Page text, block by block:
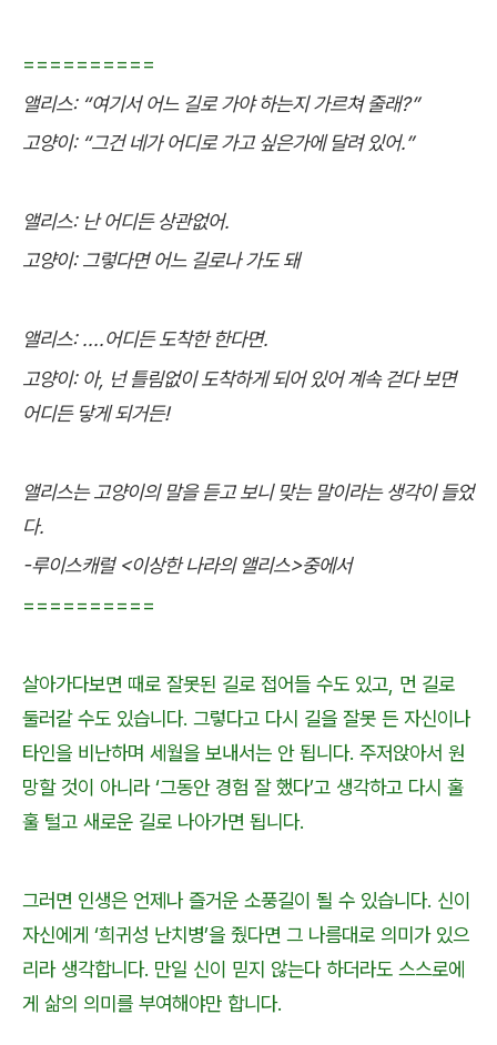
==========
앨리스: “여기서 어느 길로 가야 하는지 가르쳐 줄래?”
고양이: “그건 네가 어디로 가고 싶은가에 달려 있어.”
앨리스: 난 어디든 상관없어.
고양이: 그렇다면 어느 길로나 가도 돼
앨리스: ....어디든 도착한 한다면.
고양이: 아, 넌 틀림없이 도착하게 되어 있어 계속 걷다 보면
어디든 닿게 되거든!
앨리스는 고양이의 말을 듣고 보니 맞는 말이라는 생각이 들었
다.
-루이스캐럴 <이상한 나라의 앨리스>중에서
==========
살아가다보면 때로 잘못된 길로 접어들 수도 있고, 먼 길로
둘러갈 수도 있습니다. 그렇다고 다시 길을 잘못 든 자신이나
타인을 비난하며 세월을 보내서는 안 됩니다. 주저앉아서 원
망할 것이 아니라 ‘그동안 경험 잘 했다’고 생각하고 다시 훌
훌 털고 새로운 길로 나아가면 됩니다.
그러면 인생은 언제나 즐거운 소풍길이 될 수 있습니다. 신이
자신에게 ‘희귀성 난치병’을 줬다면 그 나름대로 의미가 있으
리라 생각합니다. 만일 신이 믿지 않는다 하더라도 스스로에
게 삶의 의미를 부여해야만 합니다.